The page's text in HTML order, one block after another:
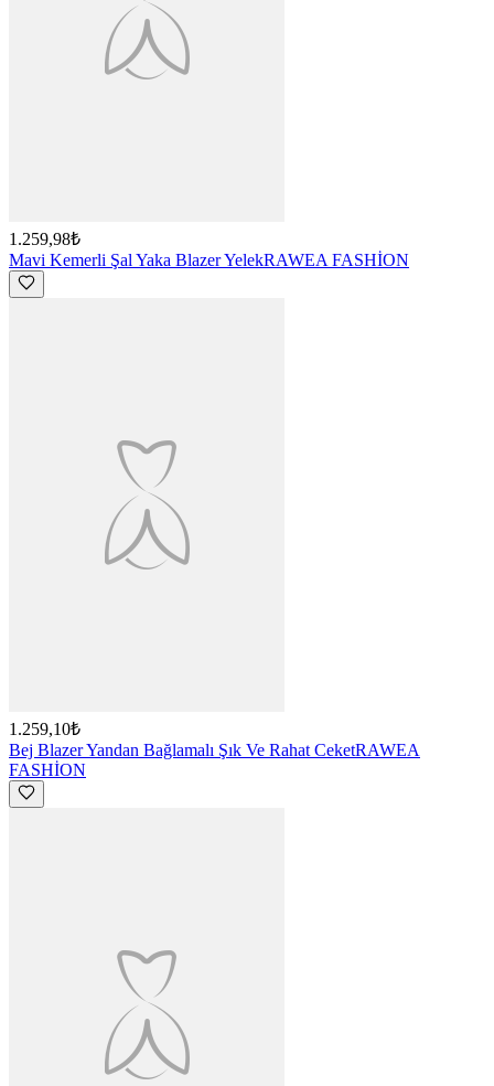
1.259,98₺
Mavi Kemerli Şal Yaka Blazer YelekRAWEA FASHİON
1.259,10₺
Bej Blazer Yandan Bağlamalı Şık Ve Rahat CeketRAWEA
FASHİON